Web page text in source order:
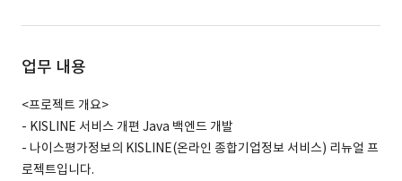
업무 내용
<프로젝트 개요>
- KISLINE 서비스 개편 Java 백엔드 개발
- 나이스평가정보의 KISLINE(온라인 종합기업정보 서비스) 리뉴얼 프
로젝트입니다.